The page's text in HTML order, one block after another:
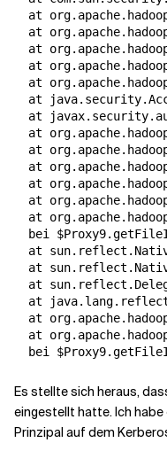
at
at
at
at
at
at
at
at
at
at
at
at
at
bei
at
at
at
at
at
at
bei
Es stellte sich heraus,
eingestellt hatte. Ich habe
Prinzipal auf dem